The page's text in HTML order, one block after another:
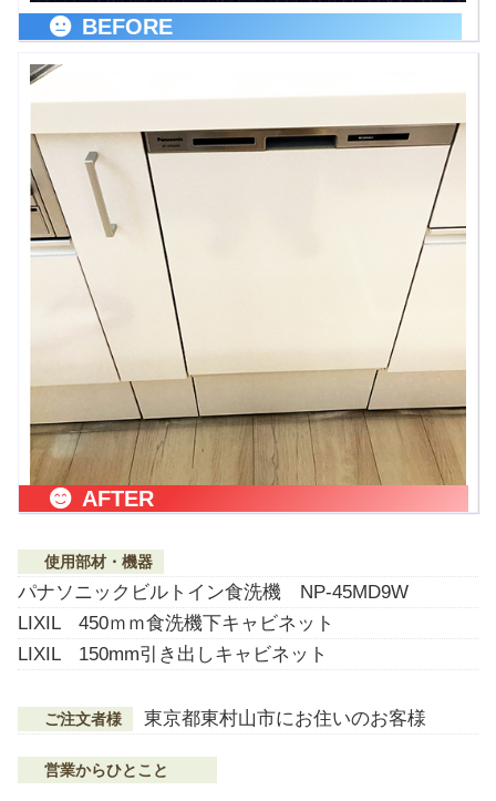
BEFORE
AFTER
使用部材・機器
パナソニックビルトイン食洗機 NP-45MD9W
LIXIL 450ｍｍ食洗機下キャビネット
LIXIL 150mm引き出しキャビネット
ご注文者様 東京都東村山市にお住いのお客様
営業からひとこと